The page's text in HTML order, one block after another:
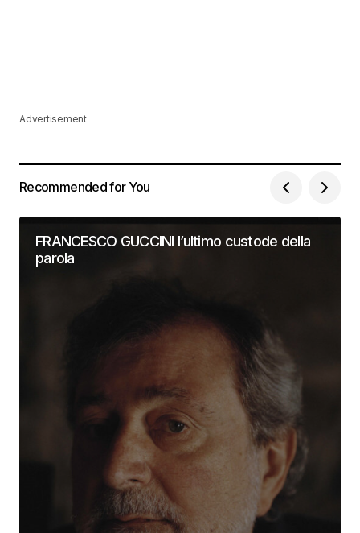
Advertisement
Recommended for You
FRANCESCO GUCCINI l’ultimo custode della
parola